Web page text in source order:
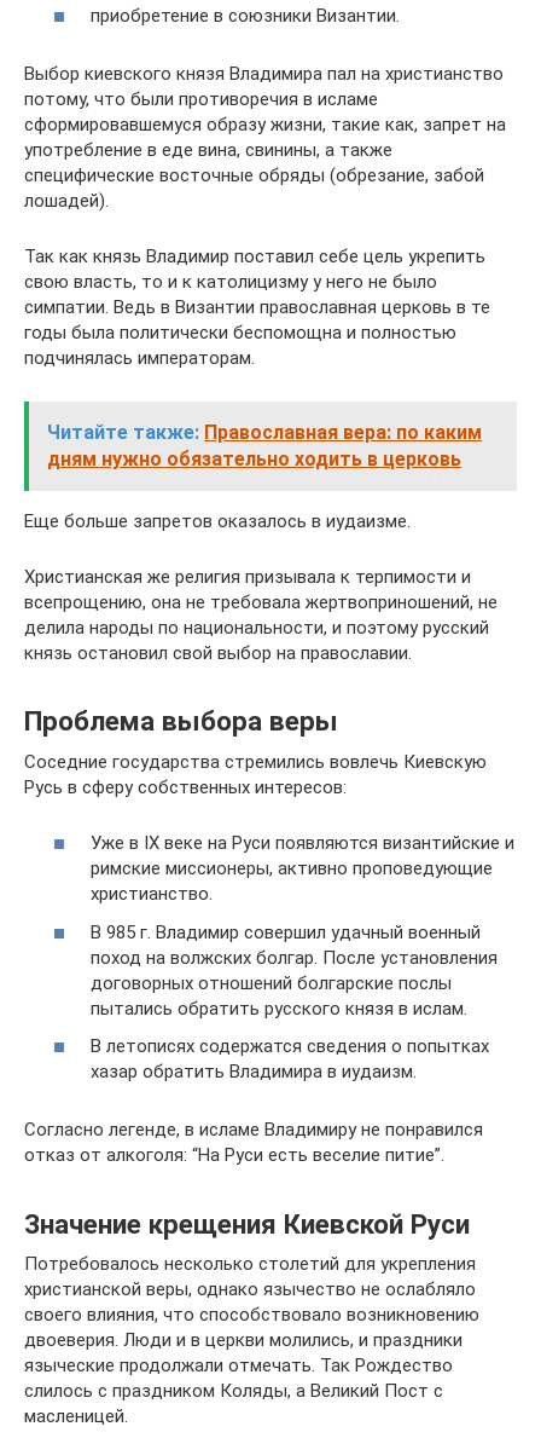
приобретение в союзники Византии.
Выбор киевского князя Владимира пал на христианство
потому, что были противоречия в исламе
сформировавшемуся образу жизни, такие как, запрет на
употребление в еде вина, свинины, а также
специфические восточные обряды (обрезание, забой
лошадей).
Так как князь Владимир поставил себе цель укрепить
свою власть, то и к католицизму у него не было
симпатии. Ведь в Византии православная церковь в те
годы была политически беспомощна и полностью
подчинялась императорам.
Читайте также: Православная вера: по каким
дням нужно обязательно ходить в церковь
Еще больше запретов оказалось в иудаизме.
Христианская же религия призывала к терпимости и
всепрощению, она не требовала жертвоприношений, не
делила народы по национальности, и поэтому русский
князь остановил свой выбор на православии.
Проблема выбора веры
Соседние государства стремились вовлечь Киевскую
Русь в сферу собственных интересов:
Уже в IX веке на Руси появляются византийские и
римские миссионеры, активно проповедующие
христианство.
В 985 г. Владимир совершил удачный военный
поход на волжских болгар. После установления
договорных отношений болгарские послы
пытались обратить русского князя в ислам.
В летописях содержатся сведения о попытках
хазар обратить Владимира в иудаизм.
Согласно легенде, в исламе Владимиру не понравился
отказ от алкоголя: “На Руси есть веселие питие”.
Значение крещения Киевской Руси
Потребовалось несколько столетий для укрепления
христианской веры, однако язычество не ослабляло
своего влияния, что способствовало возникновению
двоеверия. Люди и в церкви молились, и праздники
языческие продолжали отмечать. Так Рождество
слилось с праздником Коляды, а Великий Пост с
масленицей.